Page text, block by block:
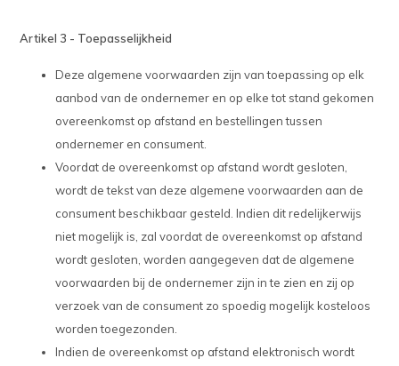
Artikel 3 - Toepasselijkheid
Deze algemene voorwaarden zijn van toepassing op elk
aanbod van de ondernemer en op elke tot stand gekomen
overeenkomst op afstand en bestellingen tussen
ondernemer en consument.
Voordat de overeenkomst op afstand wordt gesloten,
wordt de tekst van deze algemene voorwaarden aan de
consument beschikbaar gesteld. Indien dit redelijkerwijs
niet mogelijk is, zal voordat de overeenkomst op afstand
wordt gesloten, worden aangegeven dat de algemene
voorwaarden bij de ondernemer zijn in te zien en zij op
verzoek van de consument zo spoedig mogelijk kosteloos
worden toegezonden.
Indien de overeenkomst op afstand elektronisch wordt